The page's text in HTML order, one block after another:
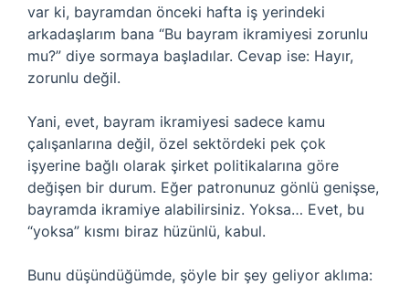
var ki, bayramdan önceki hafta iş yerindeki
arkadaşlarım bana “Bu bayram ikramiyesi zorunlu
mu?” diye sormaya başladılar. Cevap ise: Hayır,
zorunlu değil.
Yani, evet, bayram ikramiyesi sadece kamu
çalışanlarına değil, özel sektördeki pek çok
işyerine bağlı olarak şirket politikalarına göre
değişen bir durum. Eğer patronunuz gönlü genişse,
bayramda ikramiye alabilirsiniz. Yoksa… Evet, bu
“yoksa” kısmı biraz hüzünlü, kabul.
Bunu düşündüğümde, şöyle bir şey geliyor aklıma: